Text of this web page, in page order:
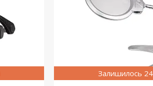
Залишилось 24